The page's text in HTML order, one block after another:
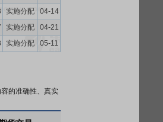
实施分配
04-14
实施分配
04-21
实施分配 05-11
的准确性、真实